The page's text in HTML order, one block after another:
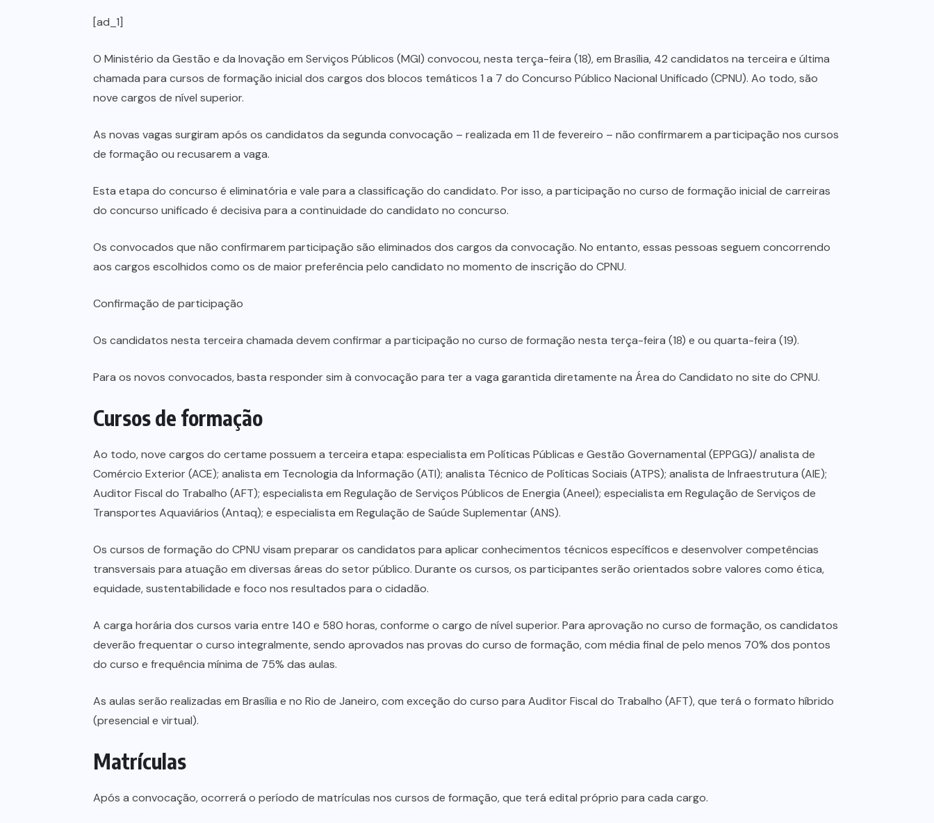
[ad_1]
O Ministério da Gestão e da Inovação em Serviços Públicos (MGI) convocou, nesta terça-feira (18), em Brasília, 42 candidatos na terceira e última
chamada para cursos de formação inicial dos cargos dos blocos temáticos 1 a 7 do Concurso Público Nacional Unificado (CPNU). Ao todo, são
nove cargos de nível superior.
As novas vagas surgiram após os candidatos da segunda convocação – realizada em 11 de fevereiro – não confirmarem a participação nos cursos
de formação ou recusarem a vaga.
Esta etapa do concurso é eliminatória e vale para a classificação do candidato. Por isso, a participação no curso de formação inicial de carreiras
do concurso unificado é decisiva para a continuidade do candidato no concurso.
Os convocados que não confirmarem participação são eliminados dos cargos da convocação. No entanto, essas pessoas seguem concorrendo
aos cargos escolhidos como os de maior preferência pelo candidato no momento de inscrição do CPNU.
Confirmação de participação
Os candidatos nesta terceira chamada devem confirmar a participação no curso de formação nesta terça-feira (18) e ou quarta-feira (19).
Para os novos convocados, basta responder sim à convocação para ter a vaga garantida diretamente na Área do Candidato no site do CPNU.
Cursos de formação
Ao todo, nove cargos do certame possuem a terceira etapa: especialista em Políticas Públicas e Gestão Governamental (EPPGG)/ analista de
Comércio Exterior (ACE); analista em Tecnologia da Informação (ATI); analista Técnico de Políticas Sociais (ATPS); analista de Infraestrutura (AIE);
Auditor Fiscal do Trabalho (AFT); especialista em Regulação de Serviços Públicos de Energia (Aneel); especialista em Regulação de Serviços de
Transportes Aquaviários (Antaq); e especialista em Regulação de Saúde Suplementar (ANS).
Os cursos de formação do CPNU visam preparar os candidatos para aplicar conhecimentos técnicos específicos e desenvolver competências
transversais para atuação em diversas áreas do setor público. Durante os cursos, os participantes serão orientados sobre valores como ética,
equidade, sustentabilidade e foco nos resultados para o cidadão.
A carga horária dos cursos varia entre 140 e 580 horas, conforme o cargo de nível superior. Para aprovação no curso de formação, os candidatos
deverão frequentar o curso integralmente, sendo aprovados nas provas do curso de formação, com média final de pelo menos 70% dos pontos
do curso e frequência mínima de 75% das aulas.
As aulas serão realizadas em Brasília e no Rio de Janeiro, com exceção do curso para Auditor Fiscal do Trabalho (AFT), que terá o formato híbrido
(presencial e virtual).
Matrículas
Após a convocação, ocorrerá o período de matrículas nos cursos de formação, que terá edital próprio para cada cargo.